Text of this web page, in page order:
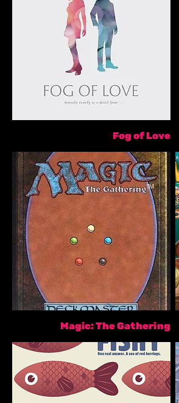
Fog of Love
Magic: The Gathering